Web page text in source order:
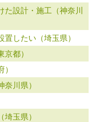
た設計・施工（神奈川
したい（埼玉県）
都）
川県）
玉県）